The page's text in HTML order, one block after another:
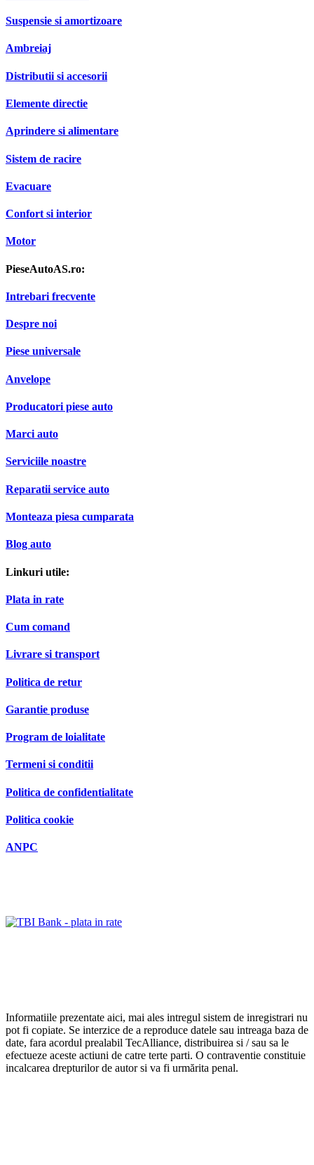
Suspensie si amortizoare
Ambreiaj
Distributii si accesorii
Elemente directie
Aprindere si alimentare
Sistem de racire
Evacuare
Confort si interior
Motor
PieseAutoAS.ro:
Intrebari frecvente
Despre noi
Piese universale
Anvelope
Producatori piese auto
Marci auto
Serviciile noastre
Reparatii service auto
Monteaza piesa cumparata
Blog auto
Linkuri utile:
Plata in rate
Cum comand
Livrare si transport
Politica de retur
Garantie produse
Program de loialitate
Termeni si conditii
Politica de confidentialitate
Politica cookie
ANPC
Informatiile prezentate aici, mai ales intregul sistem de inregistrari nu
pot fi copiate. Se interzice de a reproduce datele sau intreaga baza de
date, fara acordul prealabil TecAlliance, distribuirea si / sau sa le
efectueze aceste actiuni de catre terte parti. O contraventie constituie
incalcarea drepturilor de autor si va fi urmărita penal.